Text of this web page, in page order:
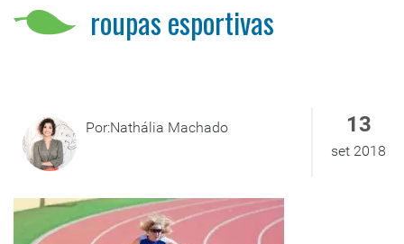
roupas esportivas
Por:Nathália Machado 13
set 2018